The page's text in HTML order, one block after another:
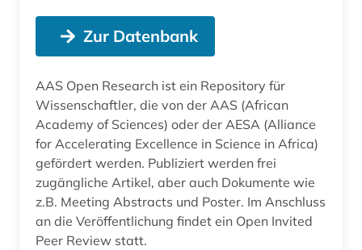
Zur Datenbank
AAS Open Research ist ein Repository für
Wissenschaftler, die von der AAS (African
Academy of Sciences) oder der AESA (Alliance
for Accelerating Excellence in Science in Africa)
gefördert werden. Publiziert werden frei
zugängliche Artikel, aber auch Dokumente wie
z.B. Meeting Abstracts und Poster. Im Anschluss
an die Veröffentlichung findet ein Open Invited
Peer Review statt.